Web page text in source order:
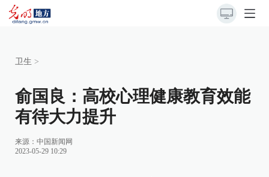
卫生 >
俞国良：高校心理健康教育效能
有待大力提升
来源： 中国新闻网
2023-05-29 10:29